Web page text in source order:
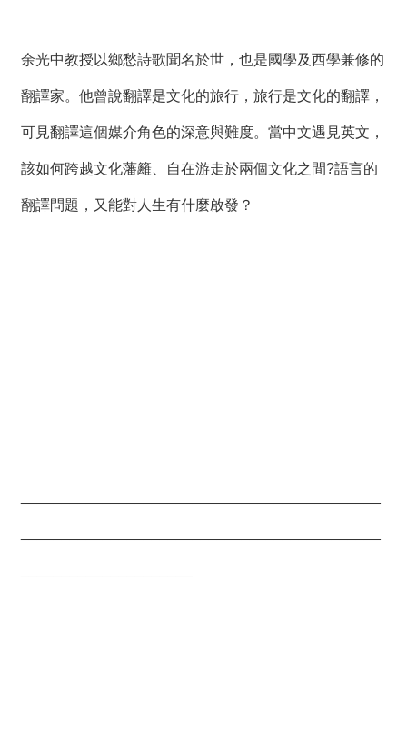
余光中教授以鄉愁詩歌聞名於世，也是國學及西學兼修的
翻譯家。他曾說翻譯是文化的旅行，旅行是文化的翻譯，
可見翻譯這個媒介角色的深意與難度。當中文遇見英文，
該如何跨越文化藩籬、自在游走於兩個文化之間?語言的
翻譯問題，又能對人生有什麼啟發？